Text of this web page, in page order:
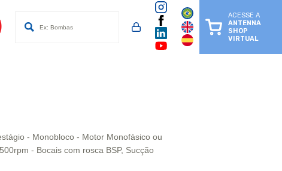
ACESSE A
ANTENNA
SHOP
VIRTUAL
- Monobloco - Motor Monofásico ou
- Bocais com rosca BSP, Sucção